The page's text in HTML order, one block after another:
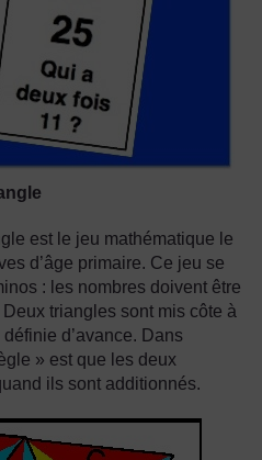
est le jeu mathématique le
d’âge primaire. Ce jeu se
: les nombres doivent être
triangles sont mis côte à
d’avance. Dans
» est que les deux
ils sont additionnés.